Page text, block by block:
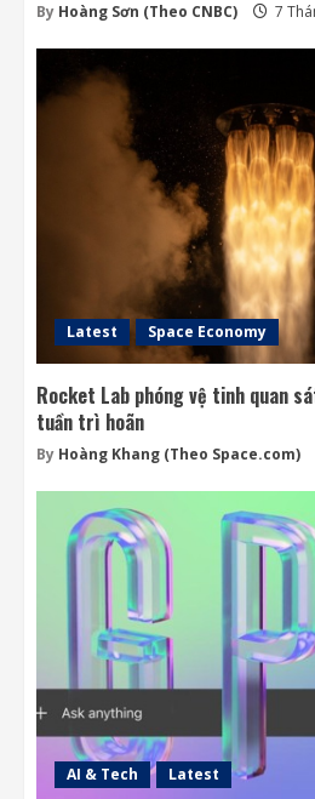
By Hoàng Sơn (Theo CNBC) 7
Latest Space Economy
Rocket Lab phóng vệ tinh quan
tuần trì hoãn
By Hoàng Khang (Theo Space.com)
AI & Tech Latest